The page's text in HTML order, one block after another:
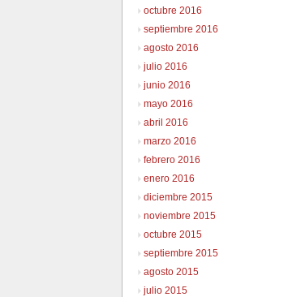
octubre 2016
septiembre 2016
agosto 2016
julio 2016
junio 2016
mayo 2016
abril 2016
marzo 2016
febrero 2016
enero 2016
diciembre 2015
noviembre 2015
octubre 2015
septiembre 2015
agosto 2015
julio 2015